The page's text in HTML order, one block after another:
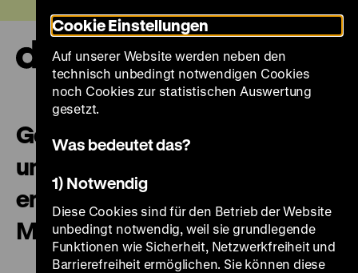
zum
Seiteninhalt
springen
Gewalt ausstellen – gestern
und heute: Führung in
englischer Sprache mit Paweł
Machcewicz (Warschau)
Cookie Einstellungen
Auf unserer Website werden neben den
technisch unbedingt notwendigen Cookies
noch Cookies zur statistischen Auswertung
gesetzt.
Was bedeutet das?
1) Notwendig
Diese Cookies sind für den Betrieb der Website
unbedingt notwendig, weil sie grundlegende
Funktionen wie Sicherheit, Netzwerkfreiheit und
Barrierefreiheit ermöglichen. Sie können diese